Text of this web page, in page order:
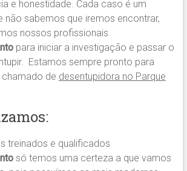
e honestidade. Cada caso é um
não sabemos que iremos encontrar,
nossos profissionais
para iniciar a investigação e passar o
Estamos sempre pronto para
chamado de desentupidora no Parque
treinados e qualificados
só temos uma certeza a que vamos